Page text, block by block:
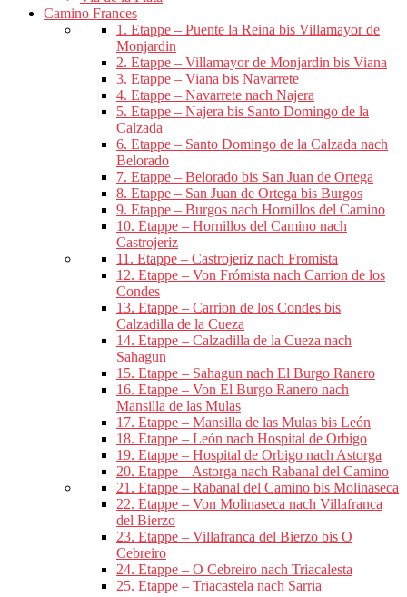
Camino Frances
1. Etappe – Puente la Reina bis Villamayor de
Monjardin
2. Etappe – Villamayor de Monjardin bis Viana
3. Etappe – Viana bis Navarrete
4. Etappe – Navarrete nach Najera
5. Etappe – Najera bis Santo Domingo de la
Calzada
6. Etappe – Santo Domingo de la Calzada nach
Belorado
7. Etappe – Belorado bis San Juan de Ortega
8. Etappe – San Juan de Ortega bis Burgos
9. Etappe – Burgos nach Hornillos del Camino
10. Etappe – Hornillos del Camino nach
Castrojeriz
11. Etappe – Castrojeriz nach Fromista
12. Etappe – Von Frómista nach Carrion de los
Condes
13. Etappe – Carrion de los Condes bis
Calzadilla de la Cueza
14. Etappe – Calzadilla de la Cueza nach
Sahagun
15. Etappe – Sahagun nach El Burgo Ranero
16. Etappe – Von El Burgo Ranero nach
Mansilla de las Mulas
17. Etappe – Mansilla de las Mulas bis León
18. Etappe – León nach Hospital de Orbigo
19. Etappe – Hospital de Orbigo nach Astorga
20. Etappe – Astorga nach Rabanal del Camino
21. Etappe – Rabanal del Camino bis Molinaseca
22. Etappe – Von Molinaseca nach Villafranca
del Bierzo
23. Etappe – Villafranca del Bierzo bis O
Cebreiro
24. Etappe – O Cebreiro nach Triacalesta
25. Etappe – Triacastela nach Sarria